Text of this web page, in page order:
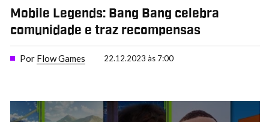
Mobile Legends: Bang Bang celebra
comunidade e traz recompensas
Por Flow Games 22.12.2023 às 7:00